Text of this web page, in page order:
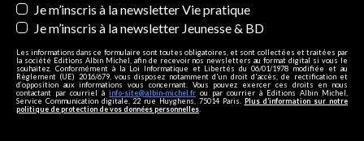
Je m’inscris à la newsletter Vie pratique
Je m’inscris à la newsletter Jeunesse & BD
Les informations dans ce formulaire sont toutes obligatoires, et sont collectées et traitées par
la société Editions Albin Michel, afin de recevoir nos newsletters au format digital si vous le
souhaitez. Conformément à la Loi Informatique et Libertés du 06/01/1978 modifiée et au
Règlement (UE) 2016/679, vous disposez notamment d'un droit d'accès, de rectification et
d’opposition aux informations vous concernant. Vous pouvez exercer ces droits en nous
contactant par courriel à info-site@albin-michel.fr ou par courrier à Editions Albin Michel,
Service Communication digitale, 22 rue Huyghens, 75014 Paris. Plus d’information sur notre
politique de protection de vos données personnelles